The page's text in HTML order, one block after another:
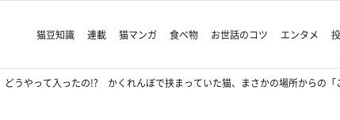
猫豆知識 連載 猫マンガ 食べ物 お世話のコツ エンタメ
どうやって入ったの!? かくれんぼで挟まっていた猫、まさかの場所からの「